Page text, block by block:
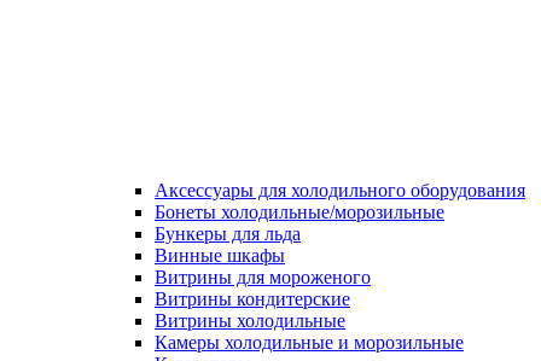
Аксессуары для холодильного оборудования
Бонеты холодильные/морозильные
Бункеры для льда
Винные шкафы
Витрины для мороженого
Витрины кондитерские
Витрины холодильные
Камеры холодильные и морозильные